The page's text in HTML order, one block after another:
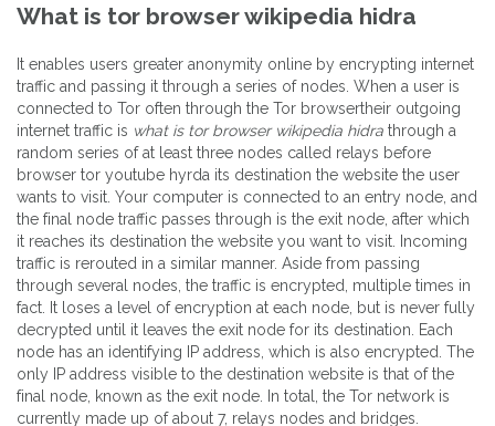
What is tor browser wikipedia hidra
It enables users greater anonymity online by encrypting internet
traffic and passing it through a series of nodes. When a user is
connected to Tor often through the Tor browsertheir outgoing
internet traffic is what is tor browser wikipedia hidra through a
random series of at least three nodes called relays before
browser tor youtube hyrda its destination the website the user
wants to visit. Your computer is connected to an entry node, and
the final node traffic passes through is the exit node, after which
it reaches its destination the website you want to visit. Incoming
traffic is rerouted in a similar manner. Aside from passing
through several nodes, the traffic is encrypted, multiple times in
fact. It loses a level of encryption at each node, but is never fully
decrypted until it leaves the exit node for its destination. Each
node has an identifying IP address, which is also encrypted. The
only IP address visible to the destination website is that of the
final node, known as the exit node. In total, the Tor network is
currently made up of about 7, relays nodes and bridges.